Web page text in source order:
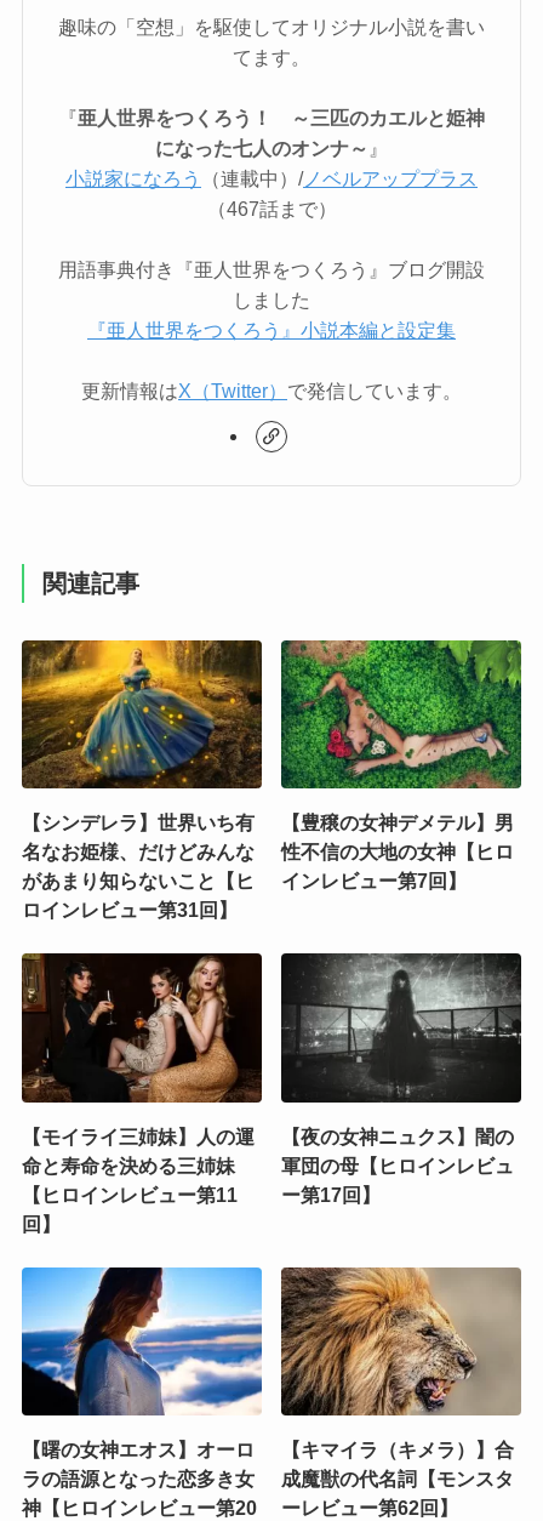
趣味の「空想」を駆使してオリジナル小説を書い
てます。
『亜人世界をつくろう！ ～三匹のカエルと姫神
になった七人のオンナ～ 』
小説家になろう
（連載中）/ノベルアッププラス
（467話まで）
用語事典付き『亜人世界をつくろう』ブログ開設
しました
『亜人世界をつくろう』小説本編と設定集
更新情報はX（Twitter） で発信しています。
関連記事
【シンデレラ】世界いち有
名なお姫様、だけどみんな
があまり知らないこと【ヒ
ロインレビュー第31回】
【豊穣の女神デメテル】男
性不信の大地の女神【ヒロ
インレビュー第7回】
【モイライ三姉妹】人の運
命と寿命を決める三姉妹
【ヒロインレビュー第11
回】
【夜の女神ニュクス】闇の
軍団の母【ヒロインレビュ
ー第17回】
【曙の女神エオス】オーロ
ラの語源となった恋多き女
神【ヒロインレビュー第20
【キマイラ（キメラ）】合
成魔獣の代名詞【モンスタ
ーレビュー第62回】